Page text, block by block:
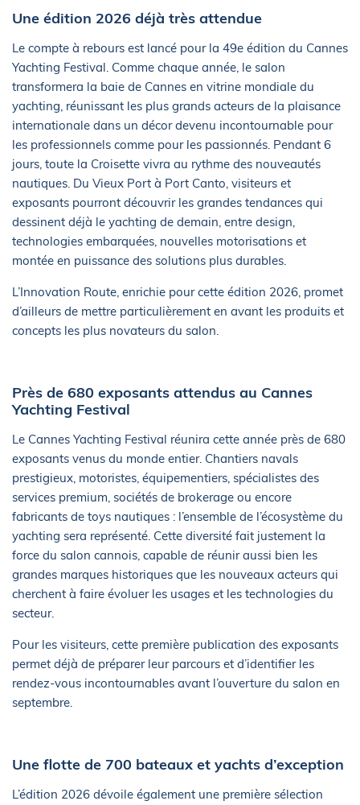
Une édition 2026 déjà très attendue
Le compte à rebours est lancé pour la 49e édition du Cannes
Yachting Festival. Comme chaque année, le salon
transformera la baie de Cannes en vitrine mondiale du
yachting, réunissant les plus grands acteurs de la plaisance
internationale dans un décor devenu incontournable pour
les professionnels comme pour les passionnés. Pendant 6
jours, toute la Croisette vivra au rythme des nouveautés
nautiques. Du Vieux Port à Port Canto, visiteurs et
exposants pourront découvrir les grandes tendances qui
dessinent déjà le yachting de demain, entre design,
technologies embarquées, nouvelles motorisations et
montée en puissance des solutions plus durables.
L’Innovation Route, enrichie pour cette édition 2026, promet
d’ailleurs de mettre particulièrement en avant les produits et
concepts les plus novateurs du salon.
Près de 680 exposants attendus au Cannes
Yachting Festival
Le Cannes Yachting Festival réunira cette année près de 680
exposants venus du monde entier. Chantiers navals
prestigieux, motoristes, équipementiers, spécialistes des
services premium, sociétés de brokerage ou encore
fabricants de toys nautiques : l’ensemble de l’écosystème du
yachting sera représenté. Cette diversité fait justement la
force du salon cannois, capable de réunir aussi bien les
grandes marques historiques que les nouveaux acteurs qui
cherchent à faire évoluer les usages et les technologies du
secteur.
Pour les visiteurs, cette première publication des exposants
permet déjà de préparer leur parcours et d’identifier les
rendez-vous incontournables avant l’ouverture du salon en
septembre.
Une flotte de 700 bateaux et yachts d’exception
L’édition 2026 dévoile également une première sélection